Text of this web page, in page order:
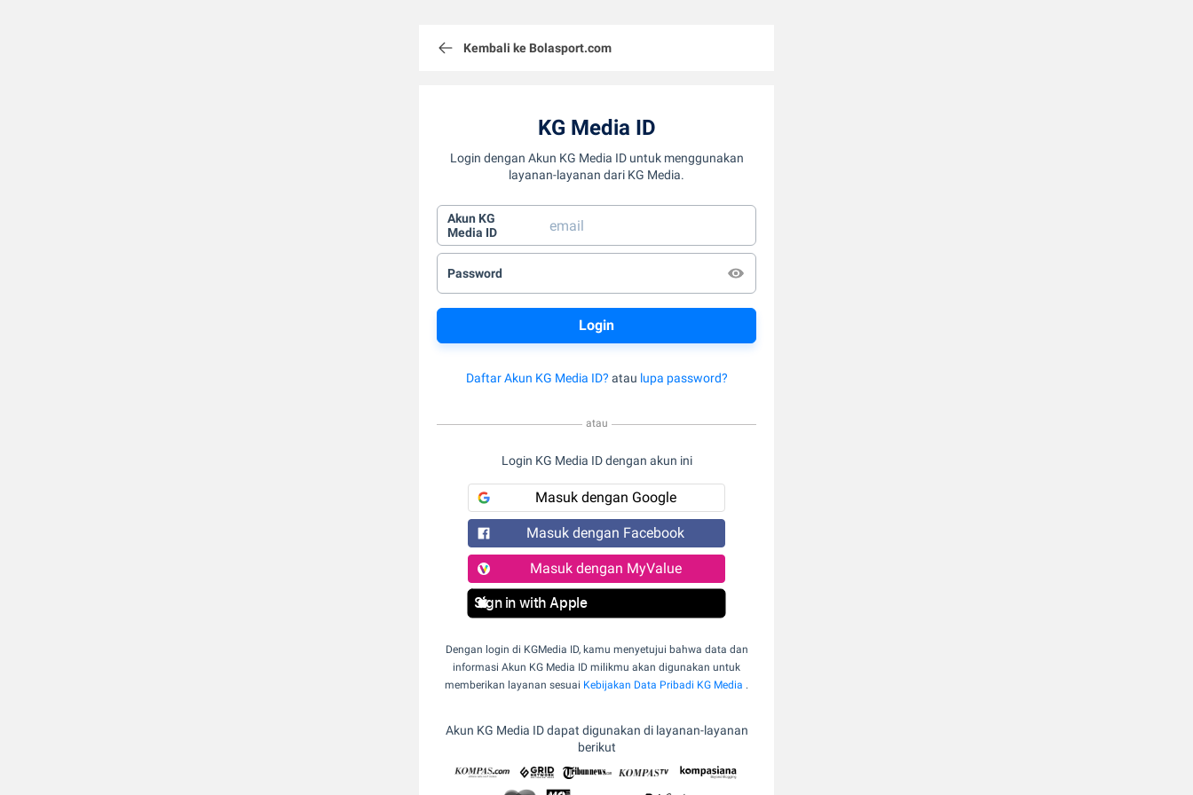
Kembali ke Bolasport.com
KG Media ID
Login dengan Akun KG Media ID untuk menggunakan
layanan-layanan dari KG Media.
Akun KG
Media ID
Password
Daftar Akun KG Media ID? atau lupa password?
atau
Login KG Media ID dengan akun ini
Masuk dengan Google
Masuk dengan Facebook
Masuk dengan MyValue
Sign in with Apple
Dengan login di KGMedia ID, kamu menyetujui bahwa data dan
informasi Akun KG Media ID milikmu akan digunakan untuk
memberikan layanan sesuai Kebijakan Data Pribadi KG Media .
Akun KG Media ID dapat digunakan di layanan-layanan
berikut